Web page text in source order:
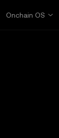
Onchain OS